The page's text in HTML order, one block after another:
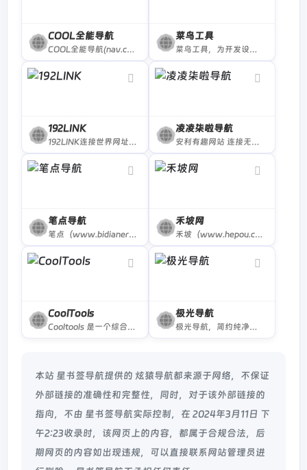
COOL全能导航
COOL全能导航(nav.cocotoolset.cn)专注于打造一款实用，分类清晰，安全高效，便捷直达，丰富有趣，兼办公，学习，娱乐，生活于一身的上网导航神器，网站slogan是“酷导航，全能王”
菜鸟工具
菜鸟工具，为开发设计人员提供在线工具，网址导航，提供在线PHP、Python、 CSS、JS 调试，中文简繁体转换，进制转换等工具。致力于打造国内专业WEB开发工具，集成开发环境，WEB开发教程。..
192LINK
192LINK连接世界网址导航，一切为了连接世界，为了连接世界的一切！
凌凌柒啦导航
安利有趣网站 连接无限世界
笔点导航
笔点（www.bidianer.com）是一个简洁的网址导航网站。你可以自定义上网常用网址、自定义你需要的工具模块。你还可以发现、收集、分享，Web开发、设计工作中的优质资源、干货。
禾坡网
禾坡（www.hepou.com）运营导航，精选运营人员常用的运营工具和网站导航大全，有电商运营、新媒体运营、app运营和网站内容运营等网址导航，对于想学习运营的可以从这里开始了解更多关于运营的知识。
CoolTools
Cooltools 是一个综合导航网站。这里面包含几百个热门的常用网站；还有专门的AI网站页面，包含了400+ AI工具；还有开发者常用网站集合；还有设计师常用网站集合。
极光导航
极光导航，简约纯净资源网址导航。页面简洁，功能简练纯粹，支持自定义壁纸、网站、搜索引擎，收录了超多资源网站。我们的愿景是：想用户所想，做网址导航中的清流，做好一个简约、好用、安全、便捷的网址导航网站。
本站 星书签导航提供的 炫猿导航都来源于网络，不保证
外部链接的准确性和完整性，同时，对于该外部链接的
指向，不由 星书签导航实际控制，在 2024年3月11日 下
午2:23收录时，该网页上的内容，都属于合规合法，后
期网页的内容如出现违规，可以直接联系网站管理员进